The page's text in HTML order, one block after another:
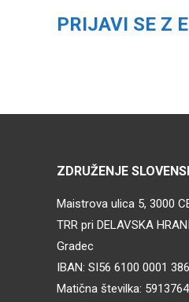
PRIJAVI SE Z
ZDRUŽENJE
Maistrova ulica 5, 3000
TRR pri DELAVSKA
Gradec
IBAN: SI56 6100 0001
Matična številka: 5913764